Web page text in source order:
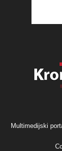
Multimedijski